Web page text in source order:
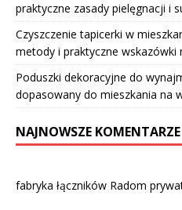
praktyczne zasady pielęgnacji i
Czyszczenie tapicerki w
metody i praktyczne wskazówki
Poduszki dekoracyjne do
dopasowany do mieszkania na
NAJNOWSZE KOMENTARZE
fabryka łączników Radom